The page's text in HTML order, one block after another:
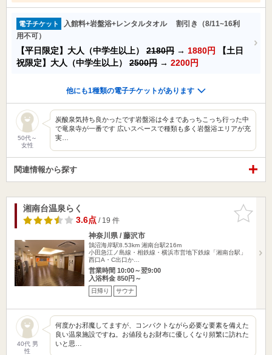
電子チケット
入館料+岩盤浴+レンタルタオル 割引き（8/11~16利
用不可）
【平日限定】大人（中学生以上） 2180円 → 1880円
【土日
祝限定】大人（中学生以上） 2500円 → 2200円
他にも1種類の電子チケットがあります
50代～
女性
炭酸泉気持ち良かったです岩盤浴は今まであっちこっち行った中
で竜泉寺が一番です 広いスペースで種類も多く岩盤浴エリアが充
実…
関連情報から探す
お気に入
りに追加
湘南台温泉らく
3.6点/ 19 件
神奈川県 / 藤沢市
鵠沼海岸駅8.53km 湘南台駅216m
小田急江ノ島線・相鉄線・横浜市営地下鉄線「湘南台駅」
西口A・C出口か…
営業時間 10:00～翌9:00
入浴料金 850円～
日帰り サウナ
40代 男
性
何度かお邪魔してますが、コンパクトながら必要な要素を備えた
良い温泉施設ですね。お値段もお財布に優しくなり頻繁に訪れた
いと思…